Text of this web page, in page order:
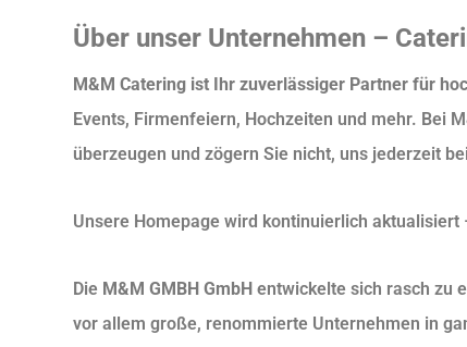
Über unser Unternehmen –
M&M Catering ist Ihr zuverlässiger Partner für
Events, Firmenfeiern, Hochzeiten und mehr. Bei
überzeugen und zögern Sie nicht, uns jederzeit
Unsere Homepage wird kontinuierlich
Die M&M GMBH GmbH entwickelte sich rasch zu
vor allem große, renommierte Unternehmen in